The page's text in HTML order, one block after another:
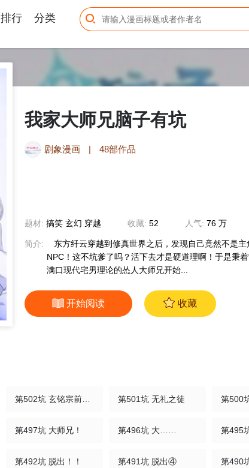
排行 分类
我家大师兄脑子有坑
剧象漫画 | 48部作品
题材: 搞笑 玄幻 穿越 收藏: 52 人气: 76 万
简介:
东方纤云穿越到修真世界之后，发现自己竟然不是
NPC！这不坑爹了吗？活下去才是硬道理啊！于是秉
满口现代宅男理论的怂人大师兄开始...
开始阅读 收藏
第501坑 无礼之徒
第497坑 大师兄！ 第496坑 大……
第492坑 脱出！！ 第491坑 脱出④ 第490